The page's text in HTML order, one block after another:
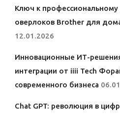
Ключ к
оверлоков Brother для
12.01.2026
Инновационные ИТ-
интеграции от iiii Tech
современного бизнеса
Chat GPT: революция в